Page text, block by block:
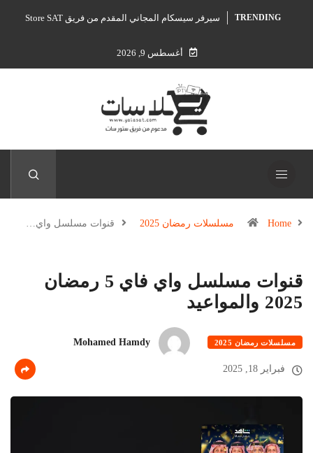
TRENDING سيرفر سيسكام المجاني المقدم من فريق Store SAT
أغسطس 9, 2026
Home مسلسلات رمضان 2025 قنوات مسلسل واي…
قنوات مسلسل واي فاي 5 رمضان
2025 والمواعيد
مسلسلات رمضان 2025 Mohamed Hamdy
فبراير 18, 2025